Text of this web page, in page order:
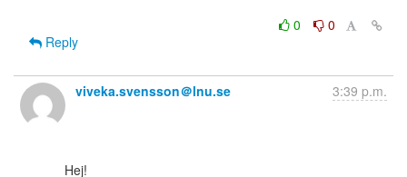
0
0
Reply
viveka.svensson＠lnu.se 3:39 p.m.